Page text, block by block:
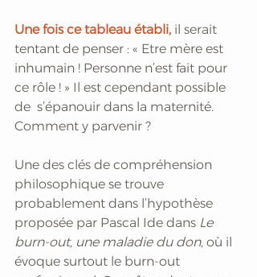
Une fois ce tableau établi, il serait
tentant de penser : « Etre mère est
inhumain ! Personne n’est fait pour
ce rôle ! » Il est cependant possible
de  s’épanouir dans la maternité.
Comment y parvenir ?
Une des clés de compréhension
philosophique se trouve
probablement dans l’hypothèse
proposée par Pascal Ide dans Le
burn-out, une maladie du don, où il
évoque surtout le burn-out